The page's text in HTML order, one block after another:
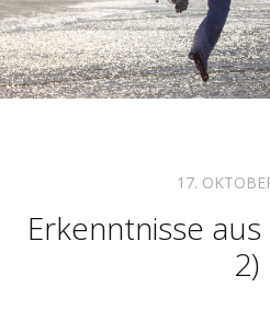
17.
Erkenntnisse
2)